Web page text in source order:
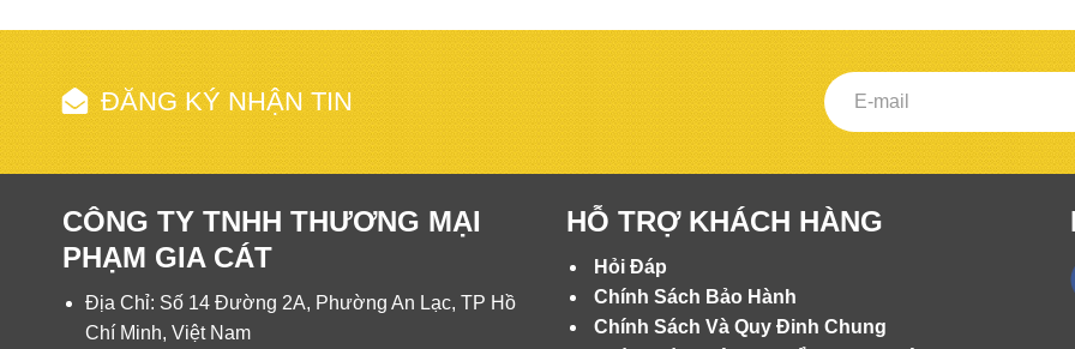
Ưu điểm của Pallet Nhựa Mặt Đá
Tính chất chống thấm nước, chống ẩm mốc.
Khả năng chịu lực tốt, phù hợp với nhiều loại hàng hóa.
Thiết kế mặt đá giúp cố định hàng hóa, tránh trượt.
Dễ dàng vệ sinh và bảo dưỡng.
ĐĂNG KÝ NHẬN TIN
CÔNG TY TNHH THƯƠNG MẠI
PHẠM GIA CÁT
Địa Chỉ: Số 14 Đường 2A, Phường An Lạc, TP Hồ
Chí Minh, Việt Nam
HỖ TRỢ KHÁCH HÀNG
Hỏi Đáp
Chính Sách Bảo Hành
Chính Sách Và Quy Đinh Chung